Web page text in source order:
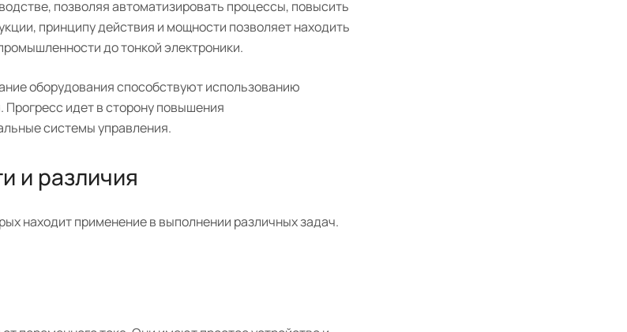
позволяя автоматизировать процессы, повысить
принципу действия и мощности позволяет находить
до тонкой электроники.
оборудования способствуют использованию
идет в сторону повышения
системы управления.
и различия
находит применение в выполнении различных задач.